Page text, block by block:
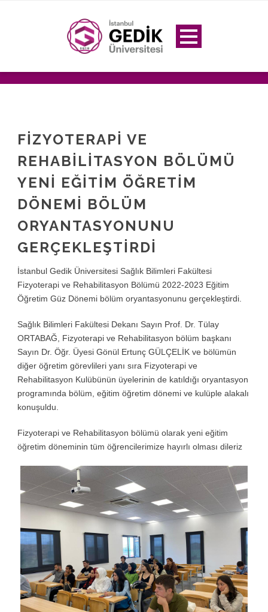
FİZYOTERAPİ VE
REHABİLİTASYON BÖLÜMÜ
YENİ EĞİTİM ÖĞRETİM
DÖNEMİ BÖLÜM
ORYANTASYONUNU
GERÇEKLEŞTİRDİ
İstanbul Gedik Üniversitesi Sağlık Bilimleri Fakültesi
Fizyoterapi ve Rehabilitasyon Bölümü 2022-2023 Eğitim
Öğretim Güz Dönemi bölüm oryantasyonunu gerçekleştirdi.
Sağlık Bilimleri Fakültesi Dekanı Sayın Prof. Dr. Tülay
ORTABAĞ, Fizyoterapi ve Rehabilitasyon bölüm başkanı
Sayın Dr. Öğr. Üyesi Gönül Ertunç GÜLÇELİK ve bölümün
diğer öğretim görevlileri yanı sıra Fizyoterapi ve
Rehabilitasyon Kulübünün üyelerinin de katıldığı oryantasyon
programında bölüm, eğitim öğretim dönemi ve kulüple alakalı
konuşuldu.
Fizyoterapi ve Rehabilitasyon bölümü olarak yeni eğitim
öğretim döneminin tüm öğrencilerimize hayırlı olması dileriz